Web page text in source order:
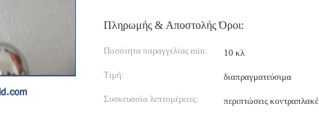
Πληρωμής & Αποστολής Όροι:
Ποσότητα παραγγελίας min: 10 κλ
Τιμή: διαπραγματεύσιμα
Συσκευασία λεπτομέρειες: περιπτώσεις κοντραπλακέ